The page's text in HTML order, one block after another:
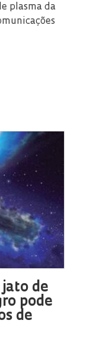
plasma da
jato de
pode
de